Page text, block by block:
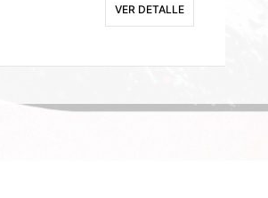
VER DETALLE